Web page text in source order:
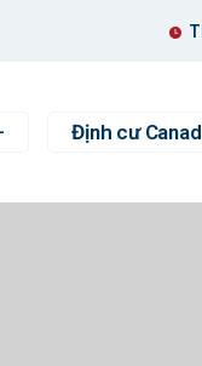
Định cư